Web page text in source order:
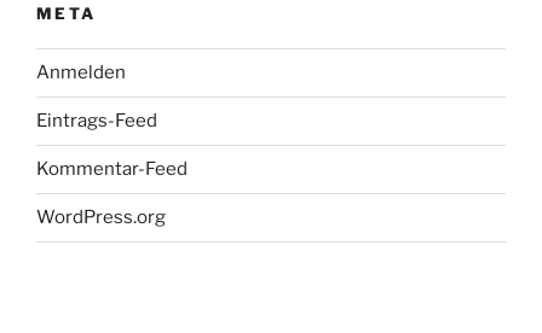
META
Anmelden
Eintrags-Feed
Kommentar-Feed
WordPress.org